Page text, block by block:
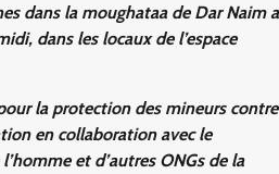
dans la moughataa de Dar Naim a
dans les locaux de l’espace
la protection des mineurs contre
en collaboration avec le
et d’autres ONGs de la